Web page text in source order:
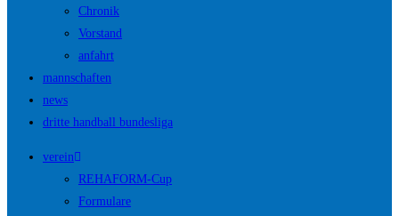
Chronik
Vorstand
anfahrt
mannschaften
news
dritte handball bundesliga
verein
REHAFORM-Cup
Formulare